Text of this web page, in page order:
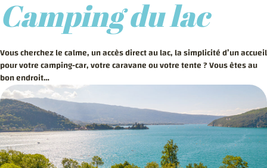
Camping du lac
Vous cherchez le calme, un accès direct au lac, la simplicité d’un accueil
pour votre camping-car, votre caravane ou votre tente ? Vous êtes au
bon endroit…